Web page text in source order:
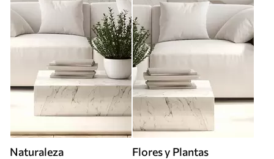
Naturaleza Flores y Plantas